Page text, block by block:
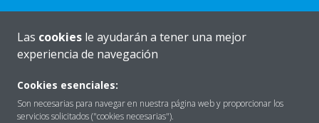
Quiénes somos
Destacados
Las cookies le ayudarán a tener una mejor
experiencia de navegación
Cookies esenciales:
Son necesarias para navegar en nuestra página web y proporcionar los
servicios solicitados ("cookies necesarias").